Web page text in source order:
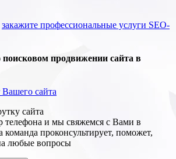
закажите профессиональные услуги SEO-
поисковом продвижении сайта в
Вашего сайта
сайта
телефона и мы свяжемся с Вами в
проконсультирует, поможет,
любые вопросы